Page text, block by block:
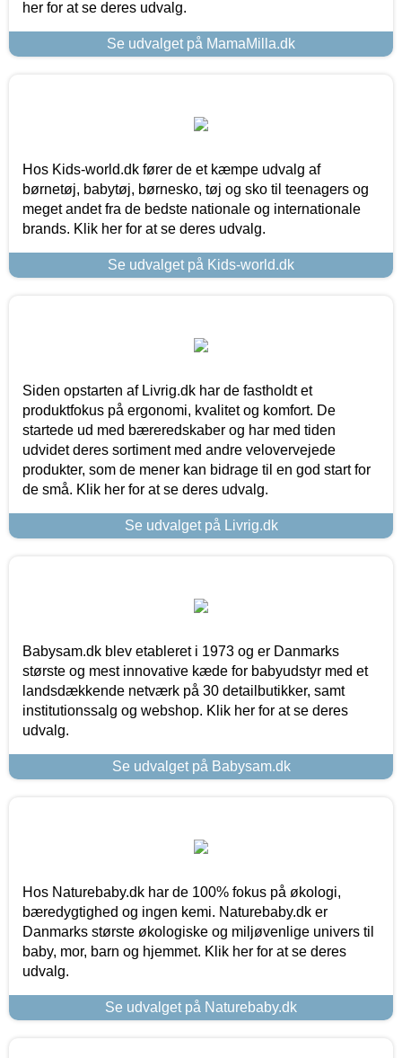
her for at se deres udvalg.
Se udvalget på MamaMilla.dk
Hos Kids-world.dk fører de et kæmpe udvalg af
børnetøj, babytøj, børnesko, tøj og sko til teenagers og
meget andet fra de bedste nationale og internationale
brands. Klik her for at se deres udvalg.
Se udvalget på Kids-world.dk
Siden opstarten af Livrig.dk har de fastholdt et
produktfokus på ergonomi, kvalitet og komfort. De
startede ud med bæreredskaber og har med tiden
udvidet deres sortiment med andre velovervejede
produkter, som de mener kan bidrage til en god start for
de små. Klik her for at se deres udvalg.
Se udvalget på Livrig.dk
Babysam.dk blev etableret i 1973 og er Danmarks
største og mest innovative kæde for babyudstyr med et
landsdækkende netværk på 30 detailbutikker, samt
institutionssalg og webshop. Klik her for at se deres
udvalg.
Se udvalget på Babysam.dk
Hos Naturebaby.dk har de 100% fokus på økologi,
bæredygtighed og ingen kemi. Naturebaby.dk er
Danmarks største økologiske og miljøvenlige univers til
baby, mor, barn og hjemmet. Klik her for at se deres
udvalg.
Se udvalget på Naturebaby.dk